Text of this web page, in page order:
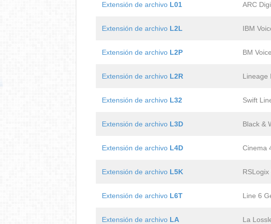
Extensión de archivo L01 ARC
Extensión de archivo L2L IBM
Extensión de archivo L2P BM
Extensión de archivo L2R Lineage
Extensión de archivo L32 Swift
Extensión de archivo L3D Black &
Extensión de archivo L4D Cinema
Extensión de archivo L5K
Extensión de archivo L6T Line 6
Extensión de archivo LA La